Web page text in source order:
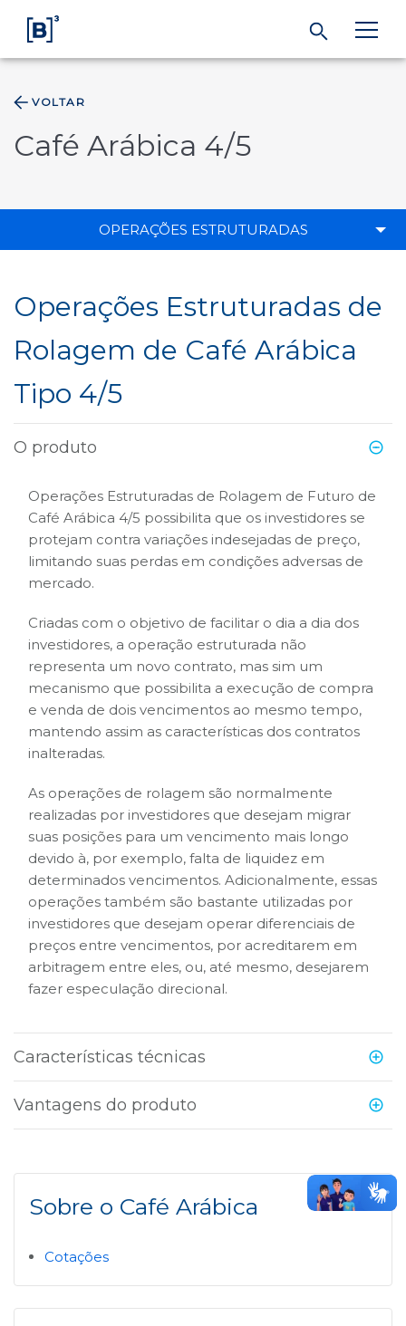
Dados
B3
VOLTAR
Café Arábica 4/5
OPERAÇÕES ESTRUTURADAS
Operações Estruturadas de
Rolagem de Café Arábica
Tipo 4/5
O produto
Operações Estruturadas de Rolagem de Futuro de
Café Arábica 4/5 possibilita que os investidores se
protejam contra variações indesejadas de preço,
limitando suas perdas em condições adversas de
mercado.
Criadas com o objetivo de facilitar o dia a dia dos
investidores, a operação estruturada não
representa um novo contrato, mas sim um
mecanismo que possibilita a execução de compra
e venda de dois vencimentos ao mesmo tempo,
mantendo assim as características dos contratos
inalteradas.
As operações de rolagem são normalmente
realizadas por investidores que desejam migrar
suas posições para um vencimento mais longo
devido à, por exemplo, falta de liquidez em
determinados vencimentos. Adicionalmente, essas
operações também são bastante utilizadas por
investidores que desejam operar diferenciais de
preços entre vencimentos, por acreditarem em
arbitragem entre eles, ou, até mesmo, desejarem
fazer especulação direcional.
Características técnicas
Vantagens do produto
Sobre o Café Arábica
Cotações